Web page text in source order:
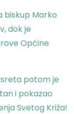
biskup Marko
dok je
Općine
potom je
i pokazao
Svetog Križa!